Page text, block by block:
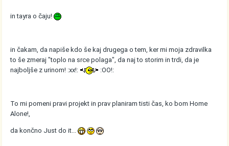
in tayra o čaju!
in čakam, da napiše kdo še kaj drugega o tem, ker mi moja zdravilka
to še zmeraj "toplo na srce polaga", da naj to storim in trdi, da je
najboljše z urinom! :xx!:
:OO!:
To mi pomeni pravi projekt in prav planiram tisti čas, ko bom Home
Alone!,
da končno Just do it...